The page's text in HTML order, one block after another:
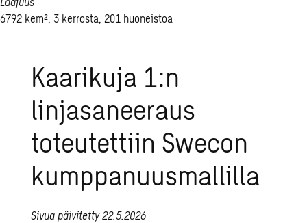
6792 kem², 3 kerrosta, 201 huoneistoa
Kaarikuja 1:n
linjasaneeraus
toteutettiin Swecon
kumppanuusmallilla
Sivua päivitetty 22.5.2026